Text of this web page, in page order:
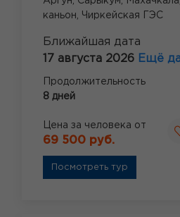
каньон, Чиркейская ГЭС
Ближайшая дата
17 августа 2026 Ещё
Продолжительность
8 дней
Цена за человека от
69 500 руб.
Посмотреть тур